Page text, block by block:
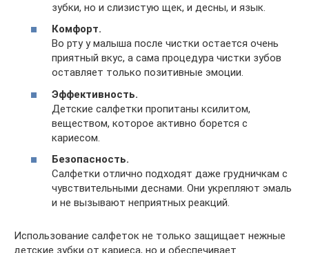
зубки, но и слизистую щек, и десны, и язык.
Комфорт.
Во рту у малыша после чистки остается очень
приятный вкус, а сама процедура чистки зубов
оставляет только позитивные эмоции.
Эффективность.
Детские салфетки пропитаны ксилитом,
веществом, которое активно борется с
кариесом.
Безопасность.
Салфетки отлично подходят даже грудничкам с
чувствительными деснами. Они укрепляют эмаль
и не вызывают неприятных реакций.
Использование салфеток не только защищает нежные
детские зубки от кариеса, но и обеспечивает